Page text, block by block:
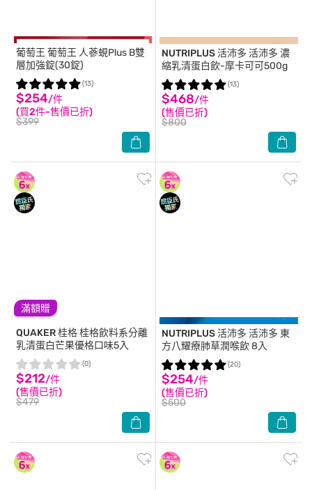
葡萄王 葡萄王 人蔘蜆Plus B雙
層加強錠(30錠)
$254/件
(買2件-售價已折)
$399
(13)
NUTRIPLUS 活沛多 活沛多 濃
縮乳清蛋白飲-摩卡可可500g
$468/件
(售價已折)
$800
(13)
滿額贈
QUAKER 桂格桂格飲料系分離
乳清蛋白芒果優格口味5入
$212/件
(售價已折)
$479
(0)
NUTRIPLUS 活沛多 活沛多 東
方八耀療肺草潤喉飲 8入
$254/件
(售價已折)
$500
(20)